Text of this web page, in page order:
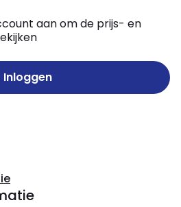
aan om de prijs- en
Inloggen